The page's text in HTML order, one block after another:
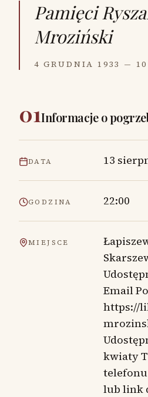
Pamięci
Mroziński
4 GRUDNIA 1933 —
01Informacje o
DATA 13
GODZINA 22:00
MIEJSCE
Email
https://
kwiaty
lub link